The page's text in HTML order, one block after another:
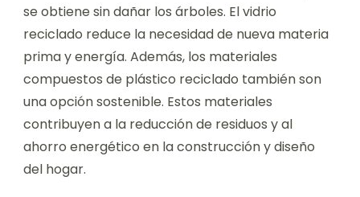
se obtiene sin dañar los árboles. El vidrio
reciclado reduce la necesidad de nueva materia
prima y energía. Además, los materiales
compuestos de plástico reciclado también son
una opción sostenible. Estos materiales
contribuyen a la reducción de residuos y al
ahorro energético en la construcción y diseño
del hogar.